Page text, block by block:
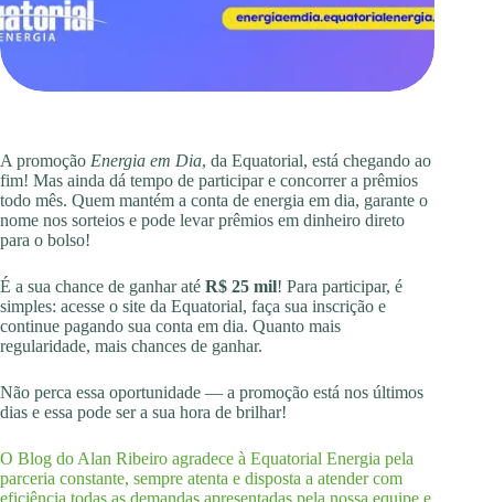
A promoção Energia em Dia, da Equatorial, está chegando ao
fim! Mas ainda dá tempo de participar e concorrer a prêmios
todo mês. Quem mantém a conta de energia em dia, garante o
nome nos sorteios e pode levar prêmios em dinheiro direto
para o bolso!
É a sua chance de ganhar até R$ 25 mil! Para participar, é
simples: acesse o site da Equatorial, faça sua inscrição e
continue pagando sua conta em dia. Quanto mais
regularidade, mais chances de ganhar.
Não perca essa oportunidade — a promoção está nos últimos
dias e essa pode ser a sua hora de brilhar!
O Blog do Alan Ribeiro agradece à Equatorial Energia pela
parceria constante, sempre atenta e disposta a atender com